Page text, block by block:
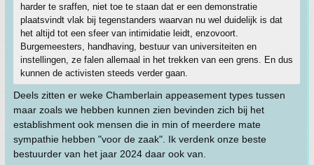
harder te sraffen, niet toe te staan dat er een demonstratie
plaatsvindt vlak bij tegenstanders waarvan nu wel duidelijk is dat
het altijd tot een sfeer van intimidatie leidt, enzovoort.
Burgemeesters, handhaving, bestuur van universiteiten en
instellingen, ze falen allemaal in het trekken van een grens. En dus
kunnen de activisten steeds verder gaan.
Deels zitten er weke Chamberlain appeasement types tussen
maar zoals we hebben kunnen zien bevinden zich bij het
establishment ook mensen die in min of meerdere mate
sympathie hebben "voor de zaak". Ik verdenk onze beste
bestuurder van het jaar 2024 daar ook van.